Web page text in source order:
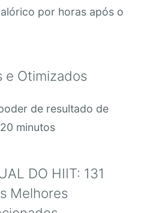
por horas após o
e Otimizados
de resultado de
minutos
DO HIIT: 131
Melhores